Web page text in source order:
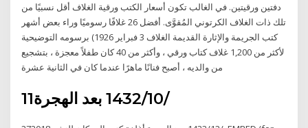
دفتين ورقيتين. في الغالب تكون أسعار الكتب ورقية الغلاف أقل نسبيًا من
تلك ذات الغلاف الكرتوني المُقوَّى. أفضل 26 غلافًا رسوميًا وراء بعض أشهر
كتب الجريمة والإثارة القديمة الغلاف 3 فبراير 1926) برسومه التوضيحية
لأكثر من 1,200 غلاف كتاب ورقي ، وأكثر من 40 كان طفلاً معجزة ، بتشجيع
من والديه ، أصبح فنانًا ماهرًا عندما كان في الثانية عشرة
11‏‏/10‏‏/1432 بعد الهجرة